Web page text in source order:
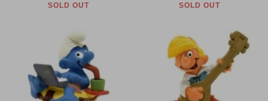
SOLD OUT SOLD OUT